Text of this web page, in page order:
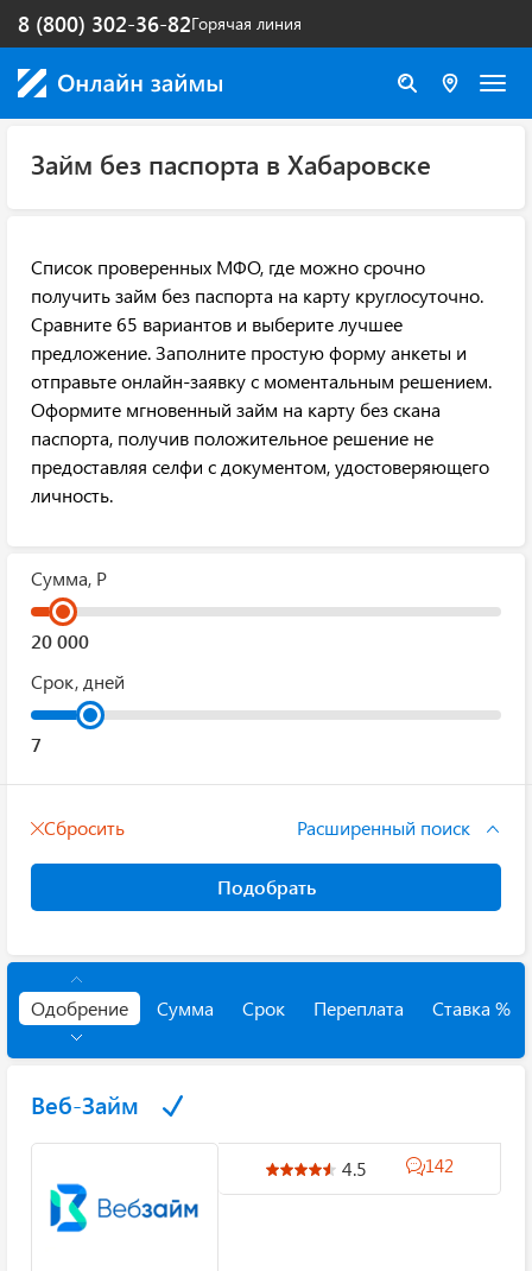
Горячая линия
8 (800) 302-36-82
Займ без паспорта в Хабаровске
Список проверенных МФО, где можно срочно
получить займ без паспорта на карту круглосуточно.
Сравните 65 вариантов и выберите лучшее
предложение. Заполните простую форму анкеты и
отправьте онлайн-заявку с моментальным решением.
Оформите мгновенный займ на карту без скана
паспорта, получив положительное решение не
предоставляя селфи с документом, удостоверяющего
личность.
Сумма, Р
Срок, дней
Сбросить Расширенный поиск
Подобрать
Одобрение Сумма Срок Переплата Ставка %
Веб-Займ
4.5 142